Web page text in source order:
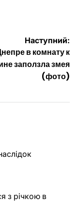
Наступний:
в комнату к
заползла змея
(фото)
з річкою в